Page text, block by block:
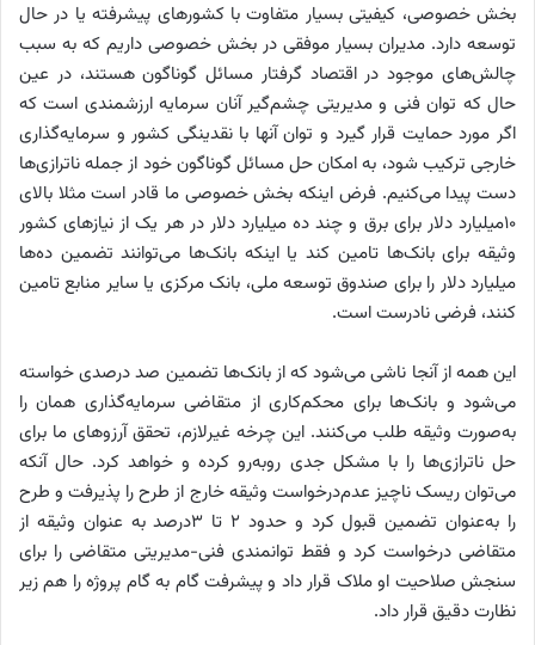
بخش خصوصی، کیفیتی بسیار متفاوت با کشورهای پیشرفته یا در حال
توسعه دارد. مدیران بسیار موفقی در بخش خصوصی داریم که به سبب
چالش‌های موجود در اقتصاد گرفتار مسائل گوناگون هستند، در عین
حال که توان فنی و مدیریتی چشم‌گیر آنان سرمایه ارزشمندی است که
اگر مورد حمایت قرار گیرد و توان آنها با نقدینگی کشور و سرمایه‌گذاری
خارجی ترکیب شود، به امکان حل مسائل گوناگون خود از جمله ناترازی‌ها
دست پیدا می‌کنیم. ‌فرض اینکه بخش خصوصی ما قادر است مثلا بالای
۱۰میلیارد دلار برای برق و چند ده میلیارد دلار در هر یک از نیازهای کشور
وثیقه برای بانک‌ها تامین کند یا اینکه بانک‌ها می‌توانند تضمین ده‌ها
میلیارد دلار را برای صندوق توسعه ملی، بانک مرکزی یا سایر منابع تامین
کنند، فرضی نادرست است.
این همه از آنجا ناشی می‌شود که از بانک‌ها تضمین صد درصدی خواسته
می‌شود و بانک‌ها برای محکم‌کاری از متقاضی سرمایه‌گذاری همان را
به‌صورت وثیقه طلب می‌کنند. این چرخه غیر‌لازم، تحقق آرزوهای ما برای
حل ناترازی‌ها را با مشکل جدی روبه‌رو کرده و خواهد کرد. حال آنکه
می‌توان ریسک ناچیز عدم‌درخواست وثیقه خارج از طرح را پذیرفت و طرح
را به‌عنوان تضمین قبول کرد و حدود ۲ تا ۳‌درصد به عنوان وثیقه از
متقاضی درخواست کرد و فقط توانمندی فنی-مدیریتی متقاضی را برای
سنجش صلاحیت او ملاک قرار داد و پیشرفت گام به گام پروژه را هم زیر
نظارت دقیق قرار داد.